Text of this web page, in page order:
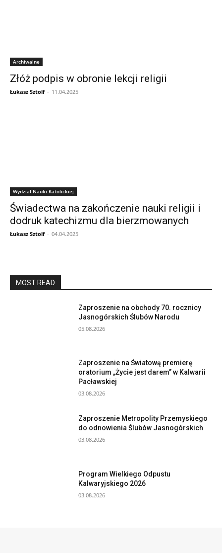
Archiwalne
Złóż podpis w obronie lekcji religii
Łukasz Sztolf - 11.04.2025
Wydział Nauki Katolickiej
Świadectwa na zakończenie nauki religii i
dodruk katechizmu dla bierzmowanych
Łukasz Sztolf - 04.04.2025
MOST READ
Zaproszenie na obchody 70. rocznicy
Jasnogórskich Ślubów Narodu
05.08.2026
Zaproszenie na Światową premierę
oratorium „Życie jest darem” w Kalwarii
Pacławskiej
03.08.2026
Zaproszenie Metropolity Przemyskiego
do odnowienia Ślubów Jasnogórskich
03.08.2026
Program Wielkiego Odpustu
Kalwaryjskiego 2026
03.08.2026